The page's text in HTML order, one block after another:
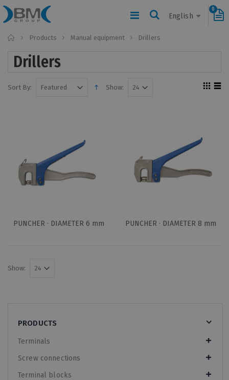
English
0
Home
Products Manual equipment Drillers
Drillers
Sort By: Show:
PUNCHER · DIAMETER 6 mm PUNCHER · DIAMETER 8 mm
Show:
PRODUCTS
Terminals
Screw connections
Terminal blocks